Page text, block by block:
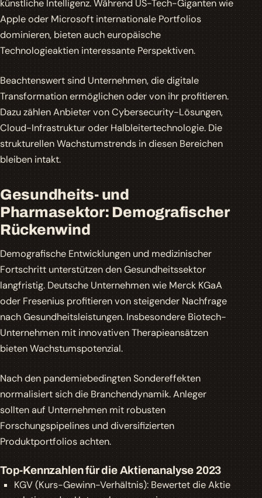
künstliche Intelligenz. Während US-Tech-Giganten wie
Apple oder Microsoft internationale Portfolios
dominieren, bieten auch europäische
Technologieaktien interessante Perspektiven.
Beachtenswert sind Unternehmen, die digitale
Transformation ermöglichen oder von ihr profitieren.
Dazu zählen Anbieter von Cybersecurity-Lösungen,
Cloud-Infrastruktur oder Halbleitertechnologie. Die
strukturellen Wachstumstrends in diesen Bereichen
bleiben intakt.
Gesundheits- und
Pharmasektor: Demografischer
Rückenwind
Demografische Entwicklungen und medizinischer
Fortschritt unterstützen den Gesundheitssektor
langfristig. Deutsche Unternehmen wie Merck KGaA
oder Fresenius profitieren von steigender Nachfrage
nach Gesundheitsleistungen. Insbesondere Biotech-
Unternehmen mit innovativen Therapieansätzen
bieten Wachstumspotenzial.
Nach den pandemiebedingten Sondereffekten
normalisiert sich die Branchendynamik. Anleger
sollten auf Unternehmen mit robusten
Forschungspipelines und diversifizierten
Produktportfolios achten.
Top-Kennzahlen für die Aktienanalyse 2023
KGV (Kurs-Gewinn-Verhältnis): Bewertet dieAktie